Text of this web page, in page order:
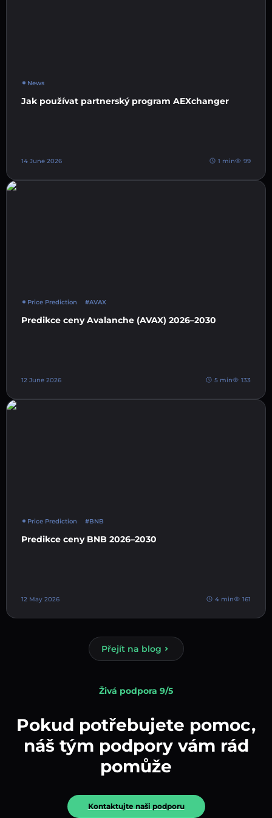
News
Jak používat partnerský program AEXchanger
14 June 2026 1 min 99
Price Prediction #AVAX
Predikce ceny Avalanche (AVAX) 2026–2030
12 June 2026 5 min 133
Price Prediction #BNB
Predikce ceny BNB 2026–2030
12 May 2026 4 min 161
Přejít na blog
Živá podpora 9/5
Pokud potřebujete pomoc,
náš tým podpory vám rád
pomůže
Kontaktujte naši podporu